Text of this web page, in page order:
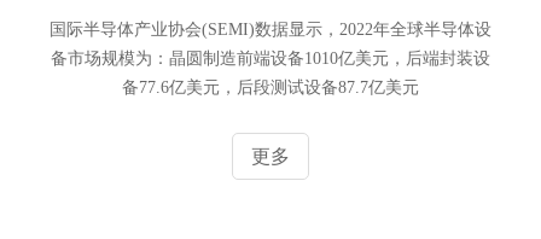
国际半导体产业协会(SEMI)数据显示，2022年全球半导体设
备市场规模为：晶圆制造前端设备1010亿美元，后端封装设
备77.6亿美元，后段测试设备87.7亿美元
更多